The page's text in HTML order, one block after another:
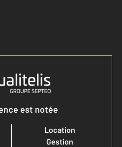
à mon compte
est notée
Location
Gestion